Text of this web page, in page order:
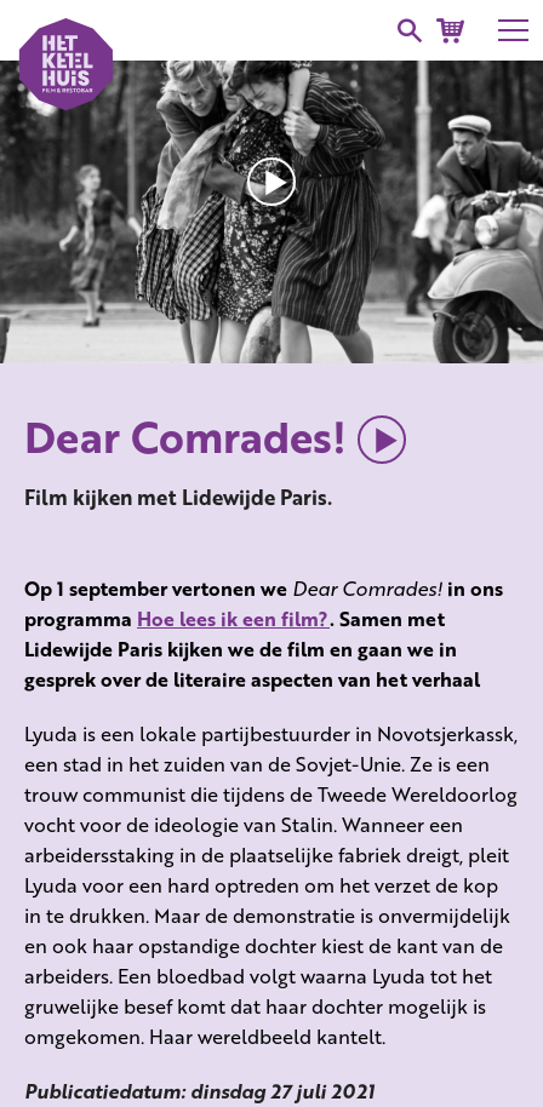
Dear Comrades!
Film kijken met Lidewijde Paris.
Op 1 september vertonen we Dear Comrades! in ons
programma Hoe lees ik een film?. Samen met
Lidewijde Paris kijken we de film en gaan we in
gesprek over de literaire aspecten van het verhaal
Lyuda is een lokale partijbestuurder in Novotsjerkassk,
een stad in het zuiden van de Sovjet-Unie. Ze is een
trouw communist die tijdens de Tweede Wereldoorlog
vocht voor de ideologie van Stalin. Wanneer een
arbeidersstaking in de plaatselijke fabriek dreigt, pleit
Lyuda voor een hard optreden om het verzet de kop
in te drukken. Maar de demonstratie is onvermijdelijk
en ook haar opstandige dochter kiest de kant van de
arbeiders. Een bloedbad volgt waarna Lyuda tot het
gruwelijke besef komt dat haar dochter mogelijk is
omgekomen. Haar wereldbeeld kantelt.
Publicatiedatum: dinsdag 27 juli 2021